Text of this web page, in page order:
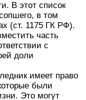
В этот список
в том
(ст. 1175 ГК РФ).
часть
с
доли
имеет право
были
Это могут